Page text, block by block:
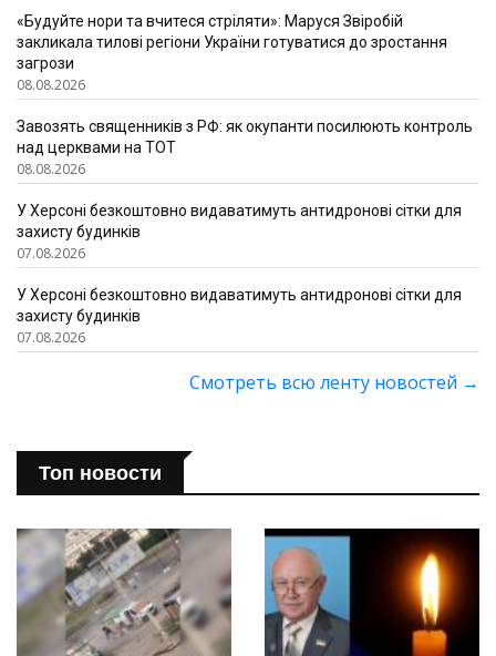
«Будуйте нори та вчитеся стріляти»: Маруся Звіробій
закликала тилові регіони України готуватися до зростання
загрози
08.08.2026
Завозять священників з РФ: як окупанти посилюють контроль
над церквами на ТОТ
08.08.2026
У Херсоні безкоштовно видаватимуть антидронові сітки для
захисту будинків
07.08.2026
У Херсоні безкоштовно видаватимуть антидронові сітки для
захисту будинків
07.08.2026
Смотреть всю ленту новостей →
Топ новости